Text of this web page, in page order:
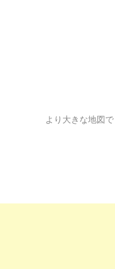
より大きな地図で